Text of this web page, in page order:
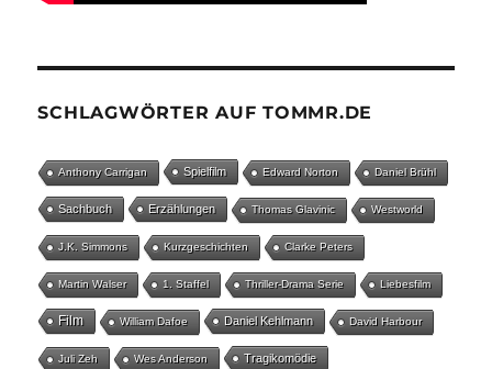
SCHLAGWÖRTER AUF TOMMR.DE
Anthony Carrigan Spielfilm Edward Norton Daniel Brühl
Sachbuch Erzählungen Thomas Glavinic Westworld
J.K. Simmons Kurzgeschichten Clarke Peters
Martin Walser 1. Staffel Thriller-Drama Serie Liebesfilm
Film William Dafoe Daniel Kehlmann David Harbour
Juli Zeh Wes Anderson Tragikomödie